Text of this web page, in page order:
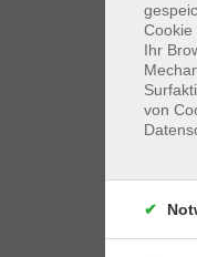
Cookie
Ihr
von